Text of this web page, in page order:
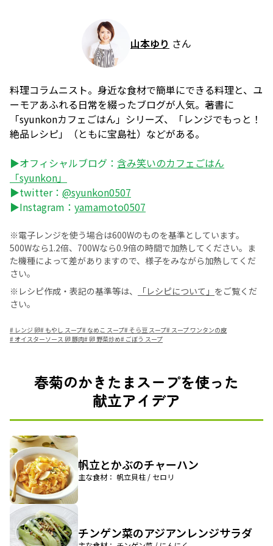
山本ゆり さん
料理コラムニスト。身近な食材で簡単にできる料理と、ユ
ーモアあふれる日常を綴ったブログが人気。著書に
「syunkonカフェごはん」シリーズ、「レンジでもっと！
絶品レシピ」（ともに宝島社）などがある。
▶オフィシャルブログ： 含み笑いのカフェごはん
「syunkon」
▶twitter： @syunkon0507
▶Instagram： yamamoto0507
※電子レンジを使う場合は600Wのものを基準としています。
500Wなら1.2倍、700Wなら0.9倍の時間で加熱してください。ま
た機種によって差がありますので、様子をみながら加熱してくだ
さい。
※レシピ作成・表記の基準等は、
「レシピについて」 をご覧くだ
さい。
# レンジ 卵# もやし スープ# なめこ スープ#そら豆 スープ# スープ ワンタンの皮
#オイスターソース 卵 豚肉#卵 野菜炒め# ごぼう スープ
春菊のかきたまスープを使った
献立アイデア
帆立とかぶのチャーハン
主な食材： 帆立貝柱 / セロリ
チンゲン菜のアジアンレンジサラダ